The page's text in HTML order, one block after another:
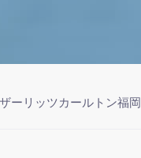
ーリッツカールトン福岡